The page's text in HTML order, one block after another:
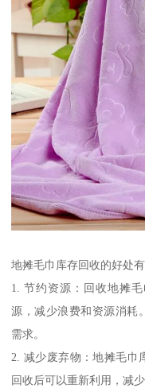
地摊毛巾库存回收的好处有
1. 节约资源：回收地摊
源，减少浪费和资源消耗
需求。
2. 减少废弃物：地摊毛巾
回收后可以重新利用，减